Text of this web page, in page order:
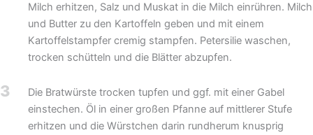
Milch erhitzen, Salz und Muskat in die Milch einrühren. Milch
und Butter zu den Kartoffeln geben und mit einem
Kartoffelstampfer cremig stampfen. Petersilie waschen,
trocken schütteln und die Blätter abzupfen.
3
Die Bratwürste trocken tupfen und ggf. mit einer Gabel
einstechen. Öl in einer großen Pfanne auf mittlerer Stufe
erhitzen und die Würstchen darin rundherum knusprig